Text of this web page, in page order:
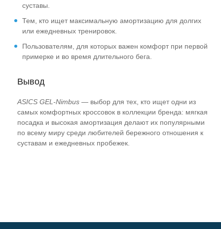
суставы.
Тем, кто ищет максимальную амортизацию для долгих
или ежедневных тренировок.
Пользователям, для которых важен комфорт при первой
примерке и во время длительного бега.
Вывод
ASICS GEL-Nimbus — выбор для тех, кто ищет одни из
самых комфортных кроссовок в коллекции бренда: мягкая
посадка и высокая амортизация делают их популярными
по всему миру среди любителей бережного отношения к
суставам и ежедневных пробежек.